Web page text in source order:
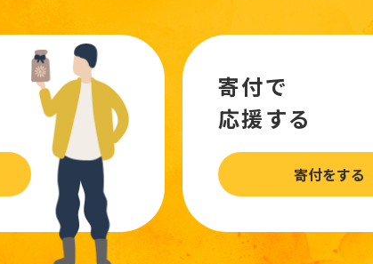
寄付で
応援する
寄付をする